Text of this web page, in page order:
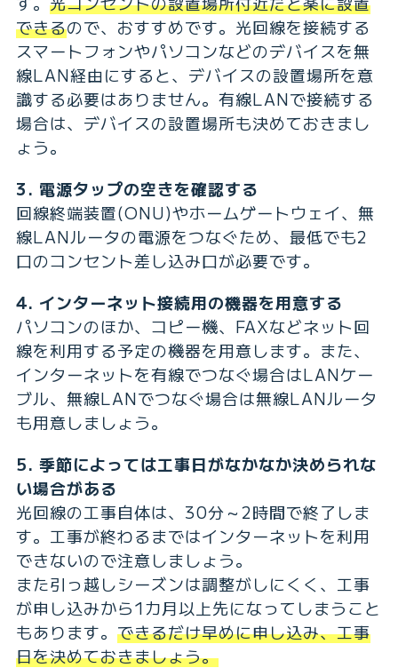
できるので、おすすめです。光回線を接続する
スマートフォンやパソコンなどのデバイスを無
線LAN経由にすると、デバイスの設置場所を意
識する必要はありません。有線LANで接続する
場合は、デバイスの設置場所も決めておきまし
ょう。
3. 電源タップの空きを確認する
回線終端装置(ONU)やホームゲートウェイ、無
線LANルータの電源をつなぐため、最低でも2
口のコンセント差し込み口が必要です。
4. インターネット接続用の機器を用意する
パソコンのほか、コピー機、FAXなどネット回
線を利用する予定の機器を用意します。また、
インターネットを有線でつなぐ場合はLANケー
ブル、無線LANでつなぐ場合は無線LANルータ
も用意しましょう。
5. 季節によっては工事日がなかなか決められな
い場合がある
光回線の工事自体は、30分～2時間で終了しま
す。工事が終わるまではインターネットを利用
できないので注意しましょう。
また引っ越しシーズンは調整がしにくく、工事
が申し込みから1カ月以上先になってしまうこと
もあります。 できるだけ早めに申し込み、工事
日を決めておきましょう。